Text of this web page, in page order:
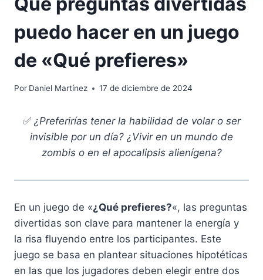
puedo hacer en un juego
de «Qué prefieres»
Por Daniel Martínez 17 de diciembre de 2024
✅ ¿Preferirías tener la habilidad de volar o ser
invisible por un día? ¿Vivir en un mundo de
zombis o en el apocalipsis alienígena?
En un juego de «¿Qué prefieres?«, las preguntas
divertidas son clave para mantener la energía y
la risa fluyendo entre los participantes. Este
juego se basa en plantear situaciones hipotéticas
en las que los jugadores deben elegir entre dos